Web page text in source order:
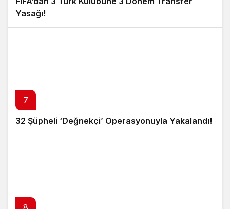
Yasağı!
7
32 Şüpheli ‘Değnekçi’ Operasyonuyla Yakalandı!